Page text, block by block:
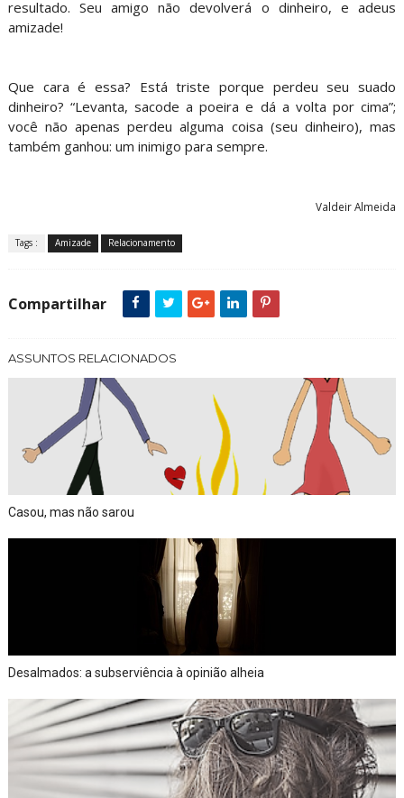
resultado. Seu amigo não devolverá o dinheiro, e adeus
amizade!
Que cara é essa? Está triste porque perdeu seu suado
dinheiro? “Levanta, sacode a poeira e dá a volta por cima”;
você não apenas perdeu alguma coisa (seu dinheiro), mas
também ganhou: um inimigo para sempre.
Valdeir Almeida
Tags : Amizade Relacionamento
Compartilhar
ASSUNTOS RELACIONADOS
Casou, mas não sarou
Desalmados: a subserviência à opinião alheia